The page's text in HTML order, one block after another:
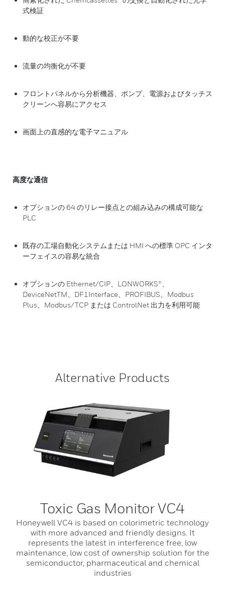
式検証
動的な校正が不要
流量の均衡化が不要
フロントパネルから分析機器、ポンプ、電源およびタッチス
クリーンへ容易にアクセス
画面上の直感的な電子マニュアル
高度な通信
オプションの 64 のリレー接点との組み込みの構成可能な
PLC
既存の工場自動化システムまたは HMI への標準 OPC インタ
ーフェイスの容易な統合
オプションの Ethernet/CIP、LONWORKS®、
DeviceNetTM、DF1Interface、PROFIBUS、Modbus
Plus、Modbus/TCP または ControlNet 出力を利用可能
Alternative Products
Toxic Gas Monitor VC4
Honeywell VC4 is based on colorimetric technology
with more advanced and friendly designs. It
represents the latest in interference free, low
maintenance, low cost of ownership solution for the
semiconductor, pharmaceutical and chemical
industries